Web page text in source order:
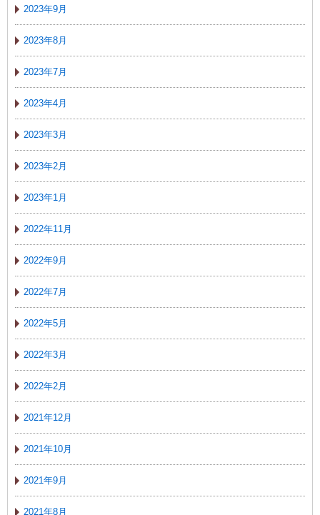
2023年9月
2023年8月
2023年7月
2023年4月
2023年3月
2023年2月
2023年1月
2022年11月
2022年9月
2022年7月
2022年5月
2022年3月
2022年2月
2021年12月
2021年10月
2021年9月
2021年8月